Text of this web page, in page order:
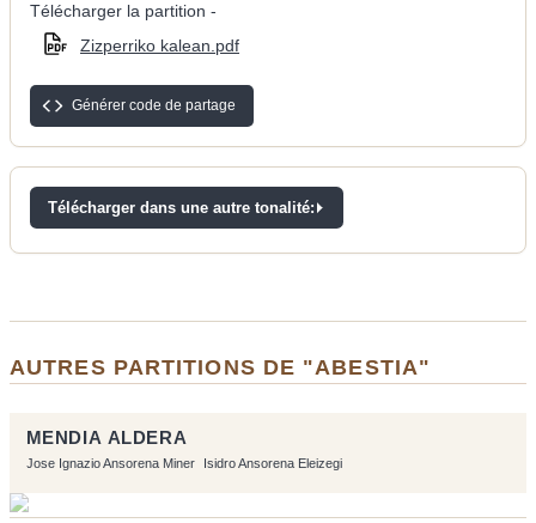
Télécharger la partition -
Zizperriko kalean.pdf
Générer code de partage
Télécharger dans une autre tonalité:
AUTRES PARTITIONS DE "ABESTIA"
MENDIA ALDERA
Jose Ignazio Ansorena Miner Isidro Ansorena Eleizegi